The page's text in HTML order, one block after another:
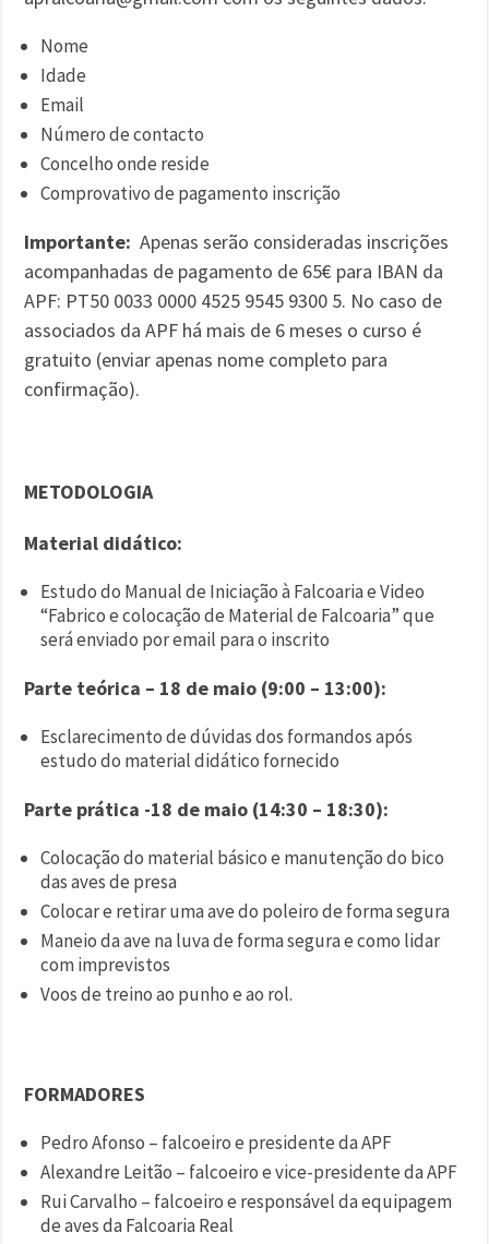
Nome
Idade
Email
Número de contacto
Concelho onde reside
Comprovativo de pagamento inscrição
Importante: Apenas serão consideradas inscrições
acompanhadas de pagamento de 65€ para IBAN da
APF: PT50 0033 0000 4525 9545 9300 5. No caso de
associados da APF há mais de 6 meses o curso é
gratuito (enviar apenas nome completo para
confirmação).
METODOLOGIA
Material didático:
Estudo do Manual de Iniciação à Falcoaria e Video
“Fabrico e colocação de Material de Falcoaria” que
será enviado por email para o inscrito
Parte teórica – 18 de maio (9:00 – 13:00):
Esclarecimento de dúvidas dos formandos após
estudo do material didático fornecido
Parte prática -18 de maio (14:30 – 18:30):
Colocação do material básico e manutenção do bico
das aves de presa
Colocar e retirar uma ave do poleiro de forma segura
Maneio da ave na luva de forma segura e como lidar
com imprevistos
Voos de treino ao punho e ao rol.
FORMADORES
Pedro Afonso – falcoeiro e presidente da APF
Alexandre Leitão – falcoeiro e vice-presidente da APF
Rui Carvalho – falcoeiro e responsável da equipagem
de aves da Falcoaria Real